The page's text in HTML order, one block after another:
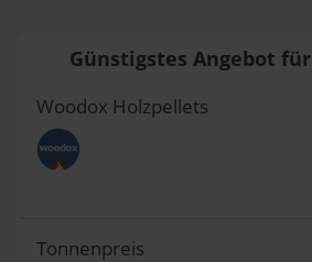
Günstigstes Angebot für
Woodox Holzpellets
Tonnenpreis